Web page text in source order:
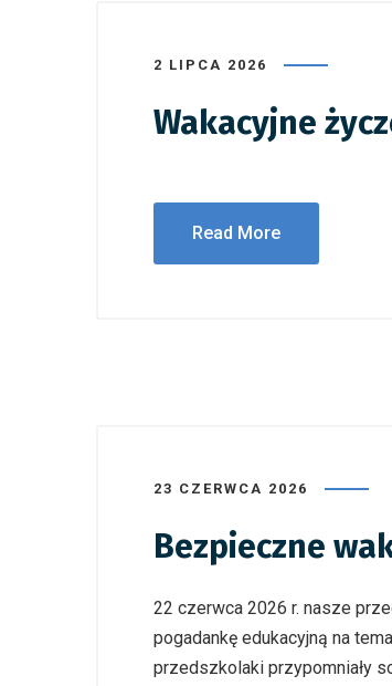
2 LIPCA 2026
Wakacyjne
Read More
23 CZERWCA 2026
Bezpieczne
22 czerwca 2026 r. nasze
pogadankę edukacyjną na
przedszkolaki przypomniały